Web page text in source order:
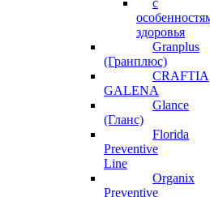
с
здоровья
Granplus
(Гранплюс)
CRAFTIA
GALENA
Glance
(Гланс)
Florida
Preventive
Line
Organix
Preventive